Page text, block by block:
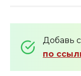
Добавь
по